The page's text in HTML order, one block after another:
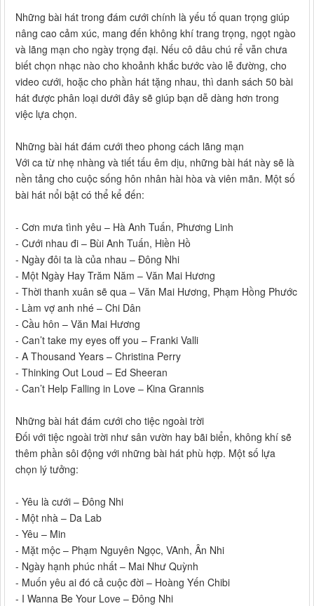
Những bài hát trong đám cưới chính là yếu tố quan trọng giúp
nâng cao cảm xúc, mang đến không khí trang trọng, ngọt ngào
và lãng mạn cho ngày trọng đại. Nếu cô dâu chú rể vẫn chưa
biết chọn nhạc nào cho khoảnh khắc bước vào lễ đường, cho
video cưới, hoặc cho phần hát tặng nhau, thì danh sách 50 bài
hát được phân loại dưới đây sẽ giúp bạn dễ dàng hơn trong
việc lựa chọn.
Những bài hát đám cưới theo phong cách lãng mạn
Với ca từ nhẹ nhàng và tiết tấu êm dịu, những bài hát này sẽ là
nền tảng cho cuộc sống hôn nhân hài hòa và viên mãn. Một số
bài hát nổi bật có thể kể đến:
- Cơn mưa tình yêu – Hà Anh Tuấn, Phương Linh
- Cưới nhau đi – Bùi Anh Tuấn, Hiền Hồ
- Ngày đôi ta là của nhau – Đông Nhi
- Một Ngày Hay Trăm Năm – Văn Mai Hương
- Thời thanh xuân sẽ qua – Văn Mai Hương, Phạm Hồng Phước
- Làm vợ anh nhé – Chi Dân
- Cầu hôn – Văn Mai Hương
- Can’t take my eyes off you – Franki Valli
- A Thousand Years – Christina Perry
- Thinking Out Loud – Ed Sheeran
- Can’t Help Falling in Love – Kina Grannis
Những bài hát đám cưới cho tiệc ngoài trời
Đối với tiệc ngoài trời như sân vườn hay bãi biển, không khí sẽ
thêm phần sôi động với những bài hát phù hợp. Một số lựa
chọn lý tưởng:
- Yêu là cưới – Đông Nhi
- Một nhà – Da Lab
- Yêu – Min
- Mặt mộc – Phạm Nguyên Ngọc, VAnh, Ân Nhi
- Ngày hạnh phúc nhất – Mai Như Quỳnh
- Muốn yêu ai đó cả cuộc đời – Hoàng Yến Chibi
- I Wanna Be Your Love – Đông Nhi